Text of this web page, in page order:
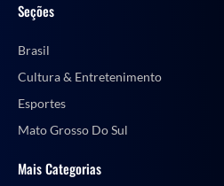
Seções
Brasil
Cultura & Entretenimento
Esportes
Mato Grosso Do Sul
Mais Categorias